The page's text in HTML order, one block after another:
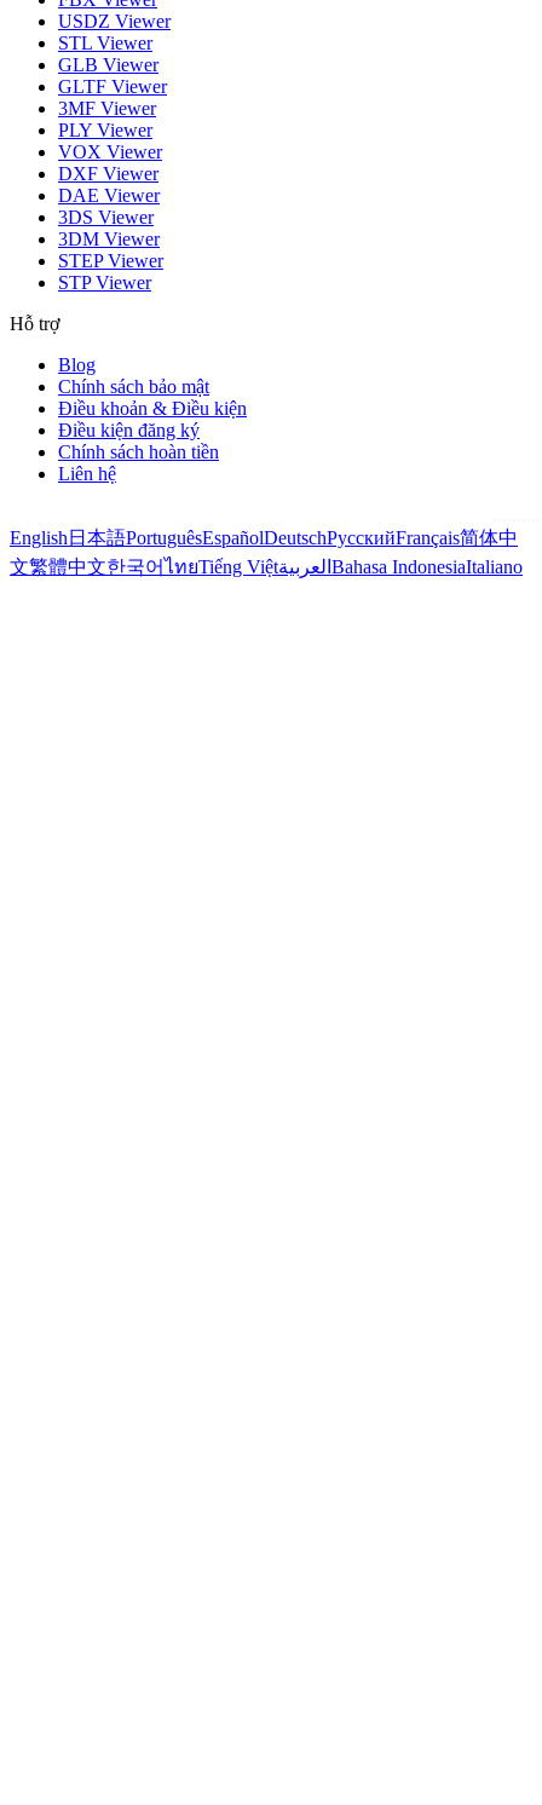
USDZ Viewer
STL Viewer
GLB Viewer
GLTF Viewer
3MF Viewer
PLY Viewer
VOX Viewer
DXF Viewer
DAE Viewer
3DS Viewer
3DM Viewer
STEP Viewer
STP Viewer
Hỗ trợ
Blog
Chính sách bảo mật
Điều khoản & Điều kiện
Điều kiện đăng ký
Chính sách hoàn tiền
Liên hệ
English 日本語PortuguêsEspañolDeutschРусскийFrançais简体中
文繁體中文한국어ไทยTiếng Việtالعربية Bahasa IndonesiaItaliano